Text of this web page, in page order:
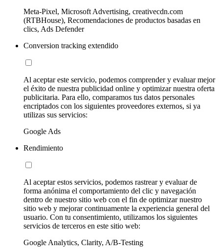
Meta-Pixel, Microsoft Advertising, creativecdn.com
(RTBHouse), Recomendaciones de productos basadas en
clics, Ads Defender
Conversion tracking extendido
Al aceptar este servicio, podemos comprender y evaluar mejor
el éxito de nuestra publicidad online y optimizar nuestra oferta
publicitaria. Para ello, comparamos tus datos personales
encriptados con los siguientes proveedores externos, si ya
utilizas sus servicios:
Google Ads
Rendimiento
Al aceptar estos servicios, podemos rastrear y evaluar de
forma anónima el comportamiento del clic y navegación
dentro de nuestro sitio web con el fin de optimizar nuestro
sitio web y mejorar continuamente la experiencia general del
usuario. Con tu consentimiento, utilizamos los siguientes
servicios de terceros en este sitio web:
Google Analytics, Clarity, A/B-Testing